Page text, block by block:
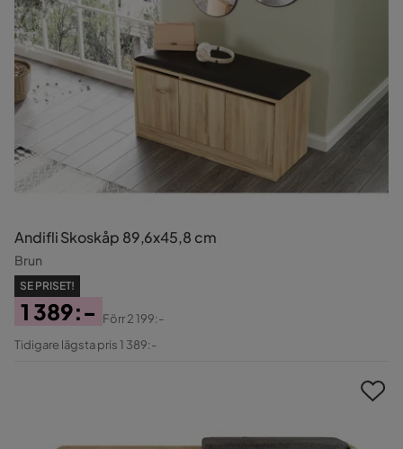
Andifli Skoskåp 89,6x45,8 cm
Brun
SE PRISET!
Pris
1 389:-
Original
Förr2 199:-
Tidigare lägsta pris 1 389:-